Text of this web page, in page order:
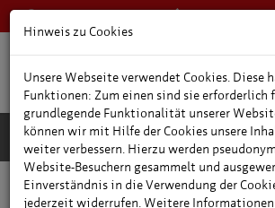
0361 66400
Online-Shop
Hinweis zu Cookies
Unsere Webseite verwendet Cookies. Diese
Funktionen: Zum einen sind sie erforderlich
grundlegende Funktionalität unserer
können wir mit Hilfe der Cookies unsere
weiter verbessern. Hierzu werden
Website-Besuchern gesammelt und
Einverständnis in die Verwendung der
jederzeit widerrufen. Weitere Informationen